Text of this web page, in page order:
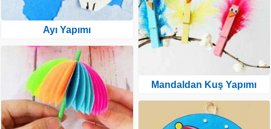
Ayı Yapımı
Mandaldan Kuş Yapımı